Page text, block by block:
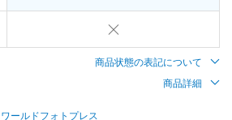
商品状態の表記について
商品詳細
ワールドフォトプレス